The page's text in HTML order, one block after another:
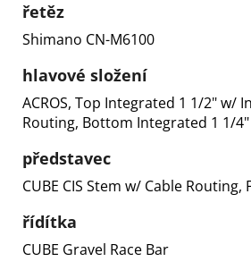
řetěz
Shimano CN-M6100
hlavové složení
ACROS, Top Integrated 1 1/2" w/
Routing, Bottom Integrated 1 1/4"
představec
CUBE CIS Stem w/ Cable Routing,
řídítka
CUBE Gravel Race Bar